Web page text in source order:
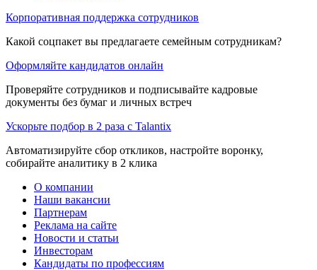
Корпоративная поддержка сотрудников
Какой соцпакет вы предлагаете семейным сотрудникам?
Оформляйте кандидатов онлайн
Проверяйте сотрудников и подписывайте кадровые
документы без бумаг и личных встреч
Ускорьте подбор в 2 раза с Talantix
Автоматизируйте сбор откликов, настройте воронку,
собирайте аналитику в 2 клика
О компании
Наши вакансии
Партнерам
Реклама на сайте
Новости и статьи
Инвесторам
Кандидаты по профессиям